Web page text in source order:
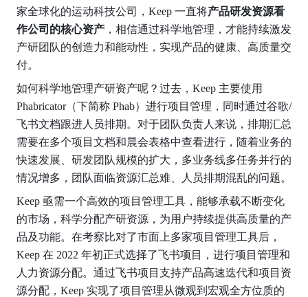
家全球化的运动科技公司，Keep 一直将产品研发资源看
作公司的核心资产，相信通过科学地管理，才能持续激发
产研团队的创造力和能动性，实现产品的健康、高质量交
付。
如何科学地管理产研资产呢？过去，Keep 主要使用
Phabricator（下简称 Phab）进行项目管理，同时通过谷歌/
飞书文档跟进人员排期。对于团队负责人来说，排期汇总
需要在多个项目文档和晨会表格中查看进行，随着业务的
快速发展、研发团队规模的扩大，多业务线多任务并行的
情况增多，团队面临资源汇总难、人员排期混乱的问题。
Keep 亟需一个高效的项目管理工具，能够承载不断变化
的市场，科学分配产研资源，为用户持续提供高质量的产
品及功能。在考察比对了市面上多家项目管理工具后，
Keep 在 2022 年初正式选择了飞书项目，进行项目管理和
人力资源分配。通过飞书项目支持产品高速迭代和项目资
源分配，Keep 实现了项目管理从微观到宏观全方位质的